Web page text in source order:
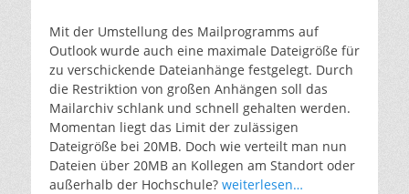
Mit der Umstellung des Mailprogramms auf
Outlook wurde auch eine maximale Dateigröße für
zu verschickende Dateianhänge festgelegt. Durch
die Restriktion von großen Anhängen soll das
Mailarchiv schlank und schnell gehalten werden.
Momentan liegt das Limit der zulässigen
Dateigröße bei 20MB. Doch wie verteilt man nun
Dateien über 20MB an Kollegen am Standort oder
außerhalb der Hochschule? weiterlesen…